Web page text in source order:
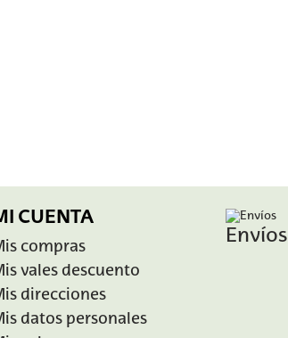
CUENTA
compras
vales descuento
direcciones
datos personales
Envíos